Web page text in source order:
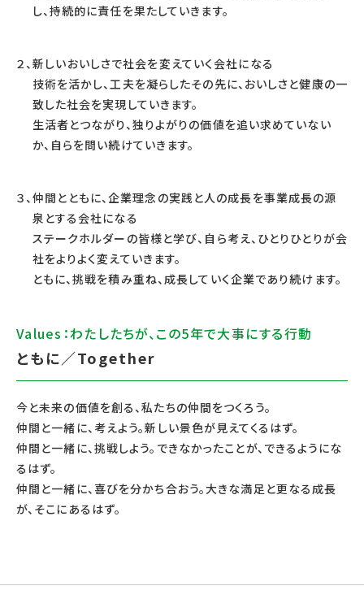
し、持続的に責任を果たしていきます。
２、新しいおいしさで社会を変えていく会社になる
技術を活かし、工夫を凝らしたその先に、おいしさと健康の一
致した社会を実現していきます。
生活者とつながり、独りよがりの価値を追い求めていない
か、自らを問い続けていきます。
３、仲間とともに、企業理念の実践と人の成長を事業成長の源
泉とする会社になる
ステークホルダーの皆様と学び、自ら考え、ひとりひとりが会
社をよりよく変えていきます。
ともに、挑戦を積み重ね、成長していく企業であり続けます。
Values：わたしたちが、この5年で大事にする行動
ともに／Together
今と未来の価値を創る、私たちの仲間をつくろう。
仲間と一緒に、考えよう。新しい景色が見えてくるはず。
仲間と一緒に、挑戦しよう。できなかったことが、できるようにな
るはず。
仲間と一緒に、喜びを分かち合おう。大きな満足と更なる成長
が、そこにあるはず。